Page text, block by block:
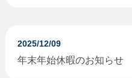
2025/12/09
年末年始休暇のお知らせ